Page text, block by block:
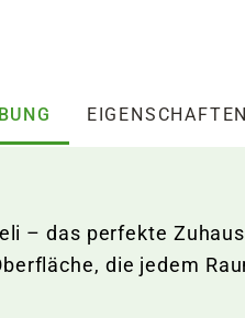
EIGENSCHAFTEN
– das perfekte
die jedem